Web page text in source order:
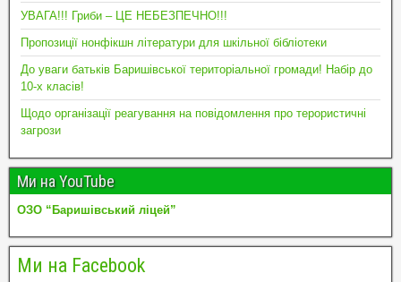
УВАГА!!! Гриби – ЦЕ НЕБЕЗПЕЧНО!!!
Пропозиції нонфікшн літератури для шкільної бібліотеки
До уваги батьків Баришівської територіальної громади! Набір до
10-х класів!
Щодо організації реагування на повідомлення про терористичні
загрози
Ми на YouTube
ОЗО “Баришівський ліцей”
Ми на Facebook